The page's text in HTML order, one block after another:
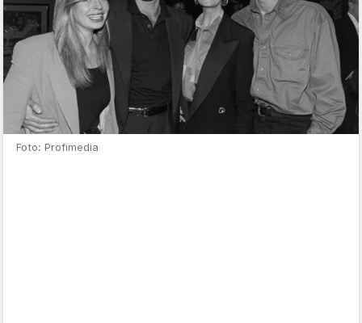
Foto: Profimedia